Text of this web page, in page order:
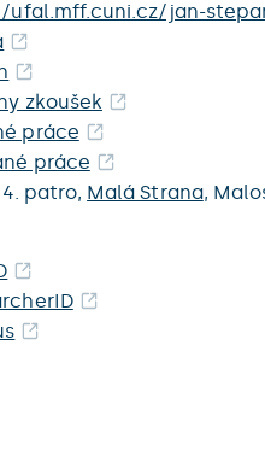
jan-
zkoušek
práce
práce
4. patro, Malá Strana,